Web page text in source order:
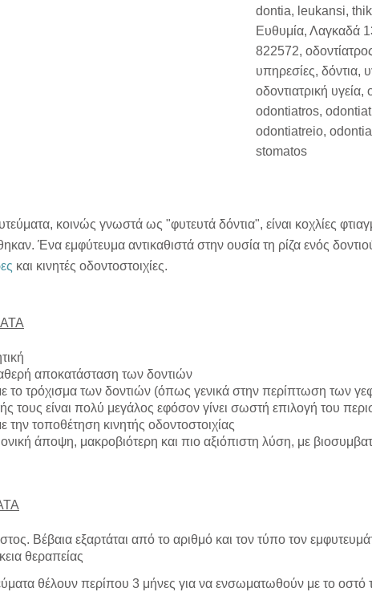
κοινώς γνωστά ως "φυτευτά δόντια", είναι κοχλίες
Ένα εμφύτευμα αντικαθιστά στην ουσία τη ρίζα ενός
και κινητές οδοντοστοιχίες.
αποκατάσταση των δοντιών
το τρόχισμα των δοντιών (όπως γενικά στην περίπτωση των
τους είναι πολύ μεγάλος εφόσον γίνει σωστή επιλογή του
τοποθέτηση κινητής οδοντοστοιχίας
άποψη, μακροβιότερη και πιο αξιόπιστη λύση, με
Βέβαια εξαρτάται από το αριθμό και τον τύπο τον
θεραπείας
θέλουν περίπου 3 μήνες για να ενσωματωθούν με το